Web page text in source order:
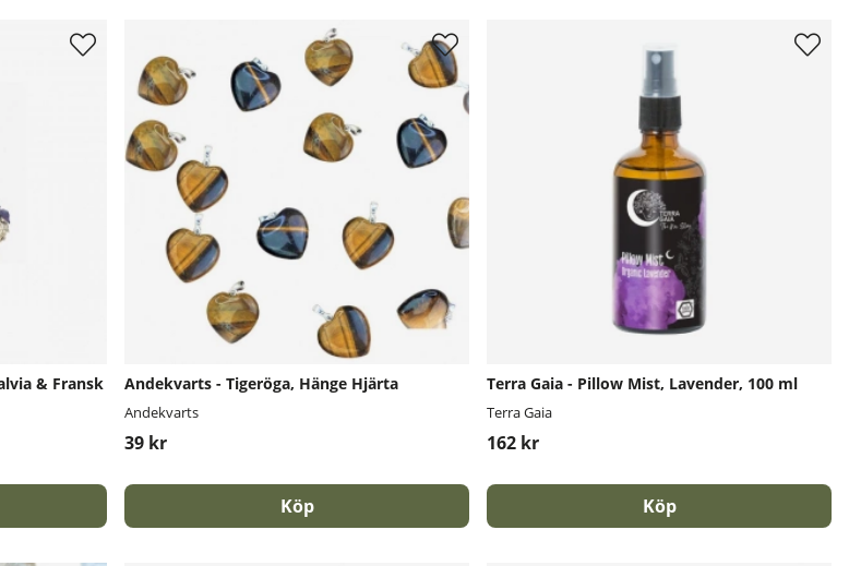
& Fransk
Andekvarts - Tigeröga, Hänge Hjärta
Andekvarts
39 kr
Köp
Terra Gaia - Pillow Mist, Lavender, 100 ml
Terra Gaia
162 kr
Köp